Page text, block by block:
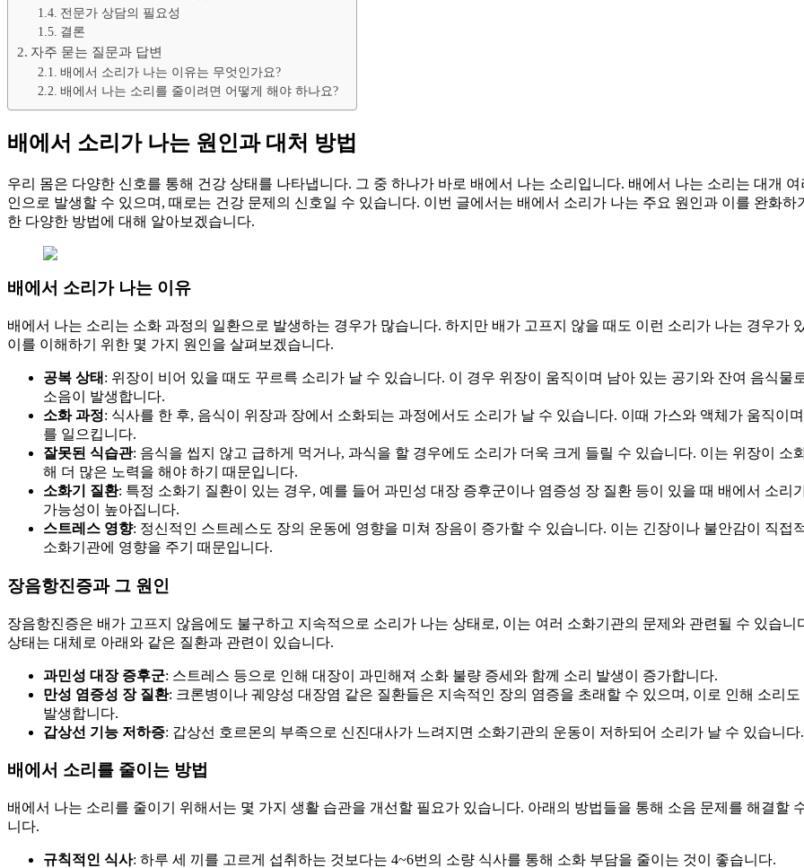
전문가 상담의 필요성
결론
자주 묻는 질문과 답변
배에서 소리가 나는 이유는 무엇인가요?
배에서 나는 소리를 줄이려면 어떻게 해야 하나요?
배에서 소리가 나는 원인과 대처 방법
우리 몸은 다양한 신호를 통해 건강 상태를 나타냅니다. 그 중 하나가 바로 배에서 나는 소리입니다. 배에서 나는 소리는 대개 여
인으로 발생할 수 있으며, 때로는 건강 문제의 신호일 수 있습니다. 이번 글에서는 배에서 소리가 나는 주요 원인과 이를 완화하
한 다양한 방법에 대해 알아보겠습니다.
배에서 소리가 나는 이유
배에서 나는 소리는 소화 과정의 일환으로 발생하는 경우가 많습니다. 하지만 배가 고프지 않을 때도 이런 소리가 나는 경우가
이를 이해하기 위한 몇 가지 원인을 살펴보겠습니다.
공복 상태 : 위장이 비어 있을 때도 꾸르륵 소리가 날 수 있습니다. 이 경우 위장이 움직이며 남아 있는 공기와 잔여 음식물
소음이 발생합니다.
소화 과정: 식사를 한 후, 음식이 위장과 장에서 소화되는 과정에서도 소리가 날 수 있습니다. 이때 가스와 액체가 움직이며
를 일으킵니다.
잘못된 식습관: 음식을 씹지 않고 급하게 먹거나, 과식을 할 경우에도 소리가 더욱 크게 들릴 수 있습니다. 이는 위장이 소
해 더 많은 노력을 해야 하기 때문입니다.
소화기 질환: 특정 소화기 질환이 있는 경우, 예를 들어 과민성 대장 증후군이나 염증성 장 질환 등이 있을 때 배에서 소리
가능성이 높아집니다.
스트레스 영향: 정신적인 스트레스도 장의 운동에 영향을 미쳐 장음이 증가할 수 있습니다. 이는 긴장이나 불안감이 직접
소화기관에 영향을 주기 때문입니다.
장음항진증과 그 원인
장음항진증은 배가 고프지 않음에도 불구하고 지속적으로 소리가 나는 상태로, 이는 여러 소화기관의 문제와 관련될 수 있습니
상태는 대체로 아래와 같은 질환과 관련이 있습니다.
과민성 대장 증후군: 스트레스 등으로 인해 대장이 과민해져 소화 불량 증세와 함께 소리 발생이 증가합니다.
만성 염증성 장 질환: 크론병이나 궤양성 대장염 같은 질환들은 지속적인 장의 염증을 초래할 수 있으며, 이로 인해 소리도
발생합니다.
갑상선 기능 저하증: 갑상선 호르몬의 부족으로 신진대사가 느려지면 소화기관의 운동이 저하되어 소리가 날 수 있습니다.
배에서 소리를 줄이는 방법
배에서 나는 소리를 줄이기 위해서는 몇 가지 생활 습관을 개선할 필요가 있습니다. 아래의 방법들을 통해 소음 문제를 해결할
니다.
규칙적인 식사: 하루 세 끼를 고르게 섭취하는 것보다는 4~6번의 소량 식사를 통해 소화 부담을 줄이는 것이 좋습니다.